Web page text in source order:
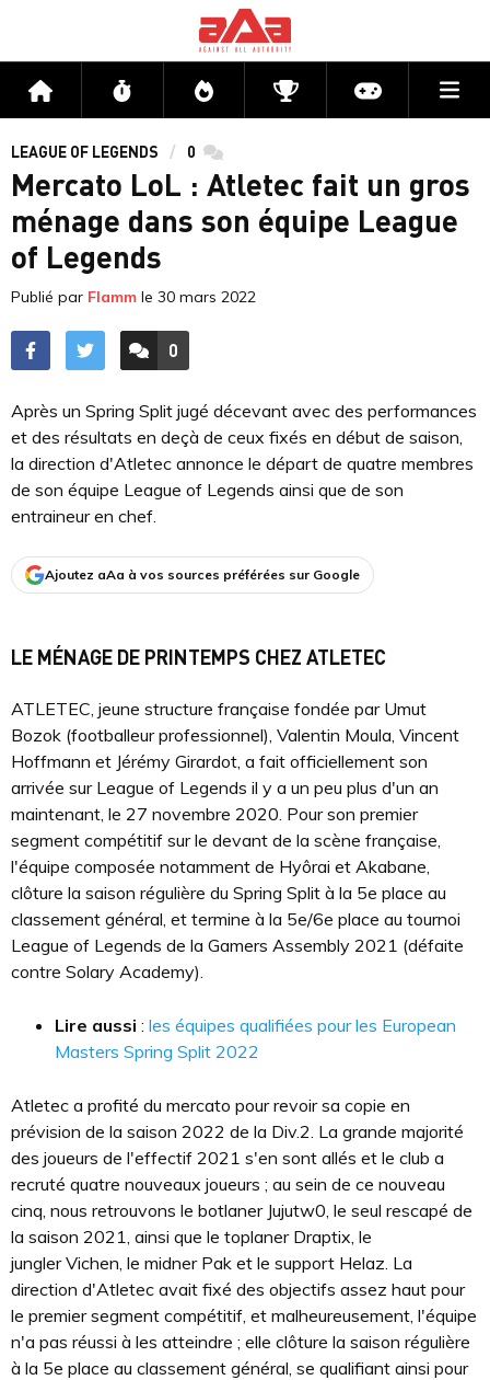
Accueil Flux Directs CompétitionsActu jeux
LEAGUE OF LEGENDS 0 commentaires
Mercato LoL : Atletec fait un gros
ménage dans son équipe League
of Legends
Publié par Flamm le 30 mars 2022
ACCÉDER AUX
0
COMMENTAIRES
Après un Spring Split jugé décevant avec des performances
et des résultats en deçà de ceux fixés en début de saison,
la direction d'Atletec annonce le départ de quatre membres
de son équipe League of Legends ainsi que de son
entraineur en chef.
Ajoutez aAa à vos sources préférées sur Google
LE MÉNAGE DE PRINTEMPS CHEZ ATLETEC
ATLETEC, jeune structure française fondée par Umut
Bozok (footballeur professionnel), Valentin Moula, Vincent
Hoffmann et Jérémy Girardot, a fait officiellement son
arrivée sur League of Legends il y a un peu plus d'un an
maintenant, le 27 novembre 2020. Pour son premier
segment compétitif sur le devant de la scène française,
l'équipe composée notamment de Hyôrai et Akabane,
clôture la saison régulière du Spring Split à la 5e place au
classement général, et termine à la 5e/6e place au tournoi
League of Legends de la Gamers Assembly 2021 (défaite
contre Solary Academy).
Lire aussi : les équipes qualifiées pour les European
Masters Spring Split 2022
Atletec a profité du mercato pour revoir sa copie en
prévision de la saison 2022 de la Div.2. La grande majorité
des joueurs de l'effectif 2021 s'en sont allés et le club a
recruté quatre nouveaux joueurs ; au sein de ce nouveau
cinq, nous retrouvons le botlaner Jujutw0, le seul rescapé de
la saison 2021, ainsi que le toplaner Draptix, le
jungler Vichen, le midner Pak et le support Helaz. La
direction d'Atletec avait fixé des objectifs assez haut pour
le premier segment compétitif, et malheureusement, l'équipe
n'a pas réussi à les atteindre ; elle clôture la saison régulière
à la 5e place au classement général, se qualifiant ainsi pour